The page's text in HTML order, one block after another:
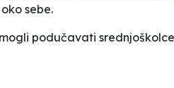
sebe.
podučavati